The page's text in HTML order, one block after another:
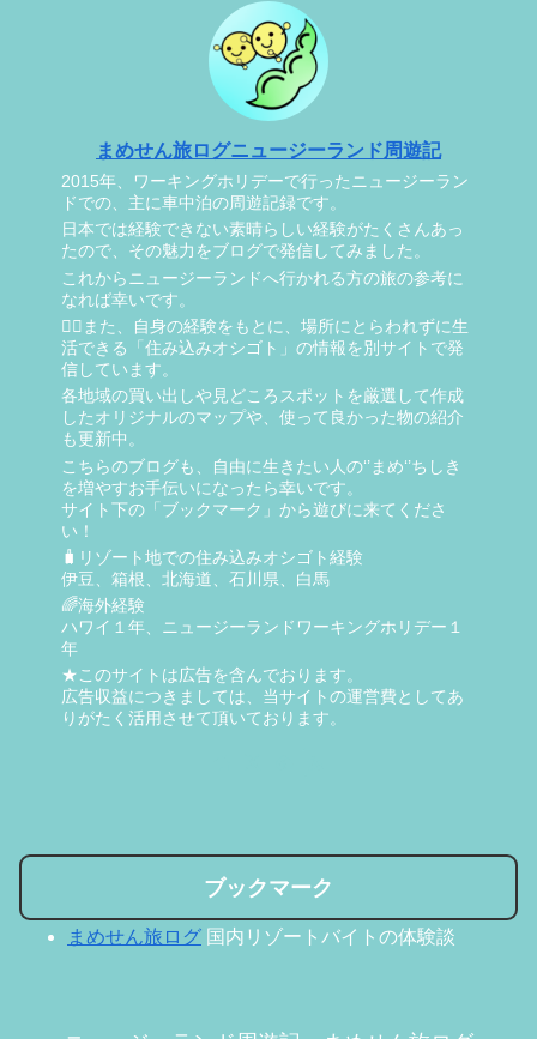
まめせん旅ログニュージーランド周遊記
2015年、ワーキングホリデーで行ったニュージーラン
ドでの、主に車中泊の周遊記録です。
日本では経験できない素晴らしい経験がたくさんあっ
たので、その魅力をブログで発信してみました。
これからニュージーランドへ行かれる方の旅の参考に
なれば幸いです。
🏄‍♂️また、自身の経験をもとに、場所にとらわれずに生
活できる「住み込みオシゴト」の情報を別サイトで発
信しています。
各地域の買い出しや見どころスポットを厳選して作成
したオリジナルのマップや、使って良かった物の紹介
も更新中。
こちらのブログも、自由に生きたい人の‘’まめ‘’ちしき
を増やすお手伝いになったら幸いです。
サイト下の「ブックマーク」から遊びに来てくださ
い！
🧳リゾート地での住み込みオシゴト経験
伊豆、箱根、北海道、石川県、白馬
🌈海外経験
ハワイ１年、ニュージーランドワーキングホリデー１
年
★このサイトは広告を含んでおります。
広告収益につきましては、当サイトの運営費としてあ
りがたく活用させて頂いております。
ブックマーク
まめせん旅ログ 国内リゾートバイトの体験談